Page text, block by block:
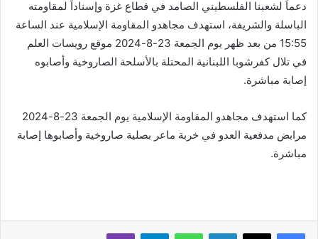
دعماً لشعبنا الفلسطيني الصامد في قطاع غزة وإسناداً لمقاومته
الباسلة ‌‏‌‏‌والشريفة، استهدف مجاهدو ‏‏المقاومة الإسلامية عند الساعة
15:55 من بعد ظهر يوم الجمعة 23-8-‏‏2024 موقع رويسات العلم
في تلال كفرشوبا اللبنانية المحتلة بالأسلحة الصاروخية ‏وأصابوه
إصابة مباشرة.‏
كما استهدف مجاهدو ‏المقاومة الإسلامية ‏يوم الجمعة 23-8-‏‏2024
مرابض مدفعية العدو في خربة ماعر بصلية صاروخية وأصابوها إصابة
مباشرة.
لينكدإن واتساب تيلقرام ڤايبر